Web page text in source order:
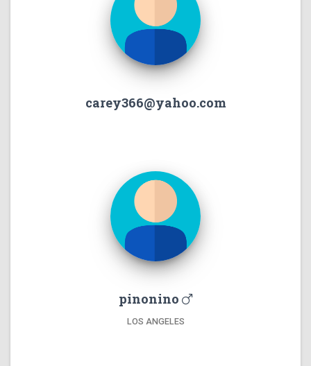
carey366@yahoo.com
pinonino
LOS ANGELES